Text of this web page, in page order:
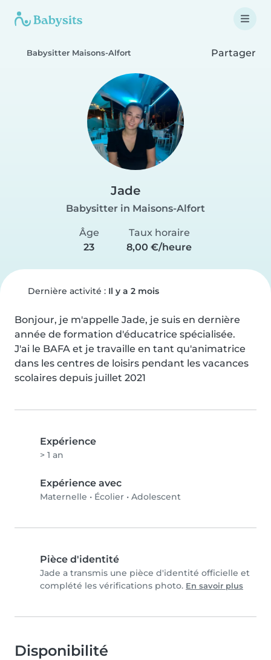
Babysitter Maisons-Alfort Partager
Jade
Babysitter in Maisons-Alfort
Âge
23
Taux horaire
8,00 €/heure
Dernière activité : Il y a 2 mois
Bonjour, je m'appelle Jade, je suis en dernière
année de formation d'éducatrice spécialisée.
J'ai le BAFA et je travaille en tant qu'animatrice
dans les centres de loisirs pendant les vacances
scolaires depuis juillet 2021
Expérience
> 1 an
Expérience avec
Maternelle • Écolier • Adolescent
Pièce d'identité
Jade a transmis une pièce d'identité officielle et
complété les vérifications photo. En savoir plus
Disponibilité